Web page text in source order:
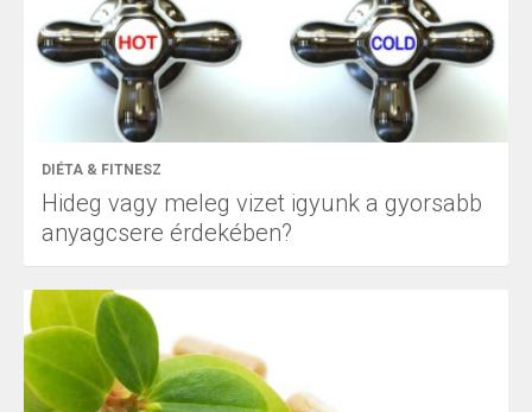
DIÉTA & FITNESZ
Hideg vagy meleg vizet igyunk a gyorsabb
anyagcsere érdekében?